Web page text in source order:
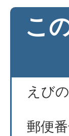
こ
えび
郵便